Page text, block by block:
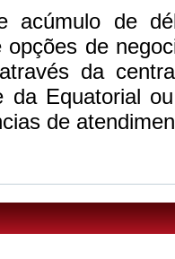
acúmulo de
opções de
da
da Equatorial
de